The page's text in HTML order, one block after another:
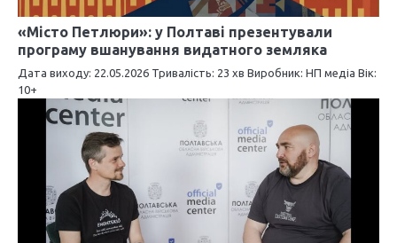
п
и
с
«Місто Петлюри»: у Полтаві презентували
програму вшанування видатного земляка
Дата виходу: 22.05.2026 Тривалість: 23 хв Виробник: НП медіа Вік:
10+